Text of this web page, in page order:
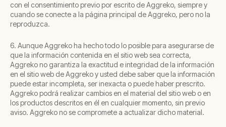
con el consentimiento previo por escrito de Aggreko, siempre y
cuando se conecte a la página principal de Aggreko, pero no la
reproduzca.
6. Aunque Aggreko ha hecho todo lo posible para asegurarse de
que la información contenida en el sitio web sea correcta,
Aggreko no garantiza la exactitud e integridad de la información
en el sitio web de Aggreko y usted debe saber que la información
puede estar incompleta, ser inexacta o puede haber prescrito.
Aggreko podrá realizar cambios en el material del sitio web o en
los productos descritos en él en cualquier momento, sin previo
aviso. Aggreko no se compromete a actualizar dicho material.